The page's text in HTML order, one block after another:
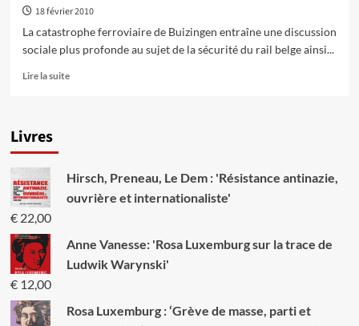
18 février 2010
La catastrophe ferroviaire de Buizingen entraîne une discussion
sociale plus profonde au sujet de la sécurité du rail belge ainsi...
Lire la suiteEn
de
Buizingen:
des
dans
et
Livres
Hirsch, Preneau, Le Dem : 'Résistance antinazie,
ouvrière et internationaliste'
€22,00
Anne Vanesse: 'Rosa Luxemburg sur la trace de
Ludwik Warynski'
€12,00
Rosa Luxemburg : ‘Grève de masse, parti et